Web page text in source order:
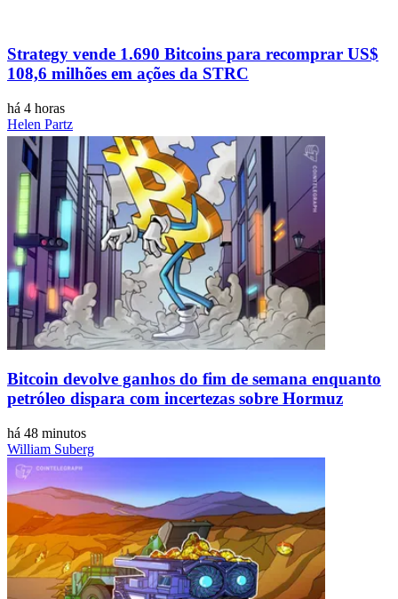
Strategy vende 1.690 Bitcoins para recomprar US$
108,6 milhões em ações da STRC
há 4 horas
Helen Partz
Bitcoin devolve ganhos do fim de semana enquanto
petróleo dispara com incertezas sobre Hormuz
há 48 minutos
William Suberg